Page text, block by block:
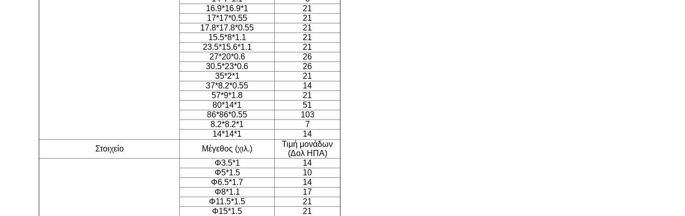
16.9*16.9*1
21
17*17*0.55
21
17.8*17.8*0.55
21
15.5*8*1.1
21
23.5*15.6*1.1
21
27*20*0.6
26
30.5*23*0.6
26
35*2*1
21
37*8.2*0.55
14
57*9*1.8
21
80*14*1
51
86*86*0.55
103
8.2*8.2*1
7
14*14*1
14
Στοιχείο
Μέγεθος (χιλ.)
Τιμή μονάδων
(Δολ ΗΠΑ)
Φ3.5*1
14
Φ5*1.5
10
Φ6.5*1.7
14
Φ8*1.1
17
Φ11.5*1.5
21
Φ15*1.5
21